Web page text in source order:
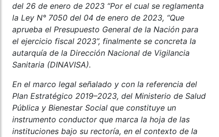
del 26 de enero de 2023 “Por el cual se reglamenta
la Ley N° 7050 del 04 de enero de 2023, “Que
aprueba el Presupuesto General de la Nación para
el ejercicio fiscal 2023”, finalmente se concreta la
autarquía de la Dirección Nacional de Vigilancia
Sanitaria (DINAVISA).
En el marco legal señalado y con la referencia del
Plan Estratégico 2019–2023, del Ministerio de Salud
Pública y Bienestar Social que constituye un
instrumento conductor que marca la hoja de las
instituciones bajo su rectoría, en el contexto de la